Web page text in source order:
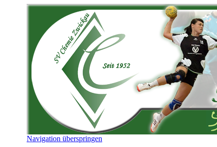
Navigation überspringen